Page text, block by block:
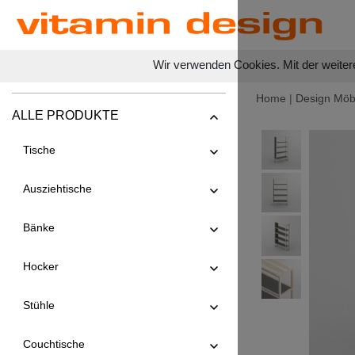
Wir verwenden Cookies. Mit der
ALLE PRODUKTE
Tische
Ausziehtische
Bänke
Hocker
Stühle
Couchtische
Home | Design